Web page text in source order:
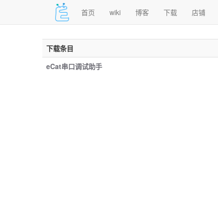
首页 wiki 博客 下载 店铺
下载条目
eCat串口调试助手